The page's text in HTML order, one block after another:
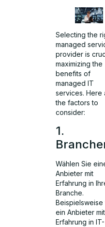
Selecting the
managed
provider is
maximizing the
benefits of
managed IT
services. Here
the factors to
consider:
1.
Wählen Sie
Anbieter mit
Erfahrung in
Branche.
Beispielsweise
ein Anbieter mit
Erfahrung in IT-